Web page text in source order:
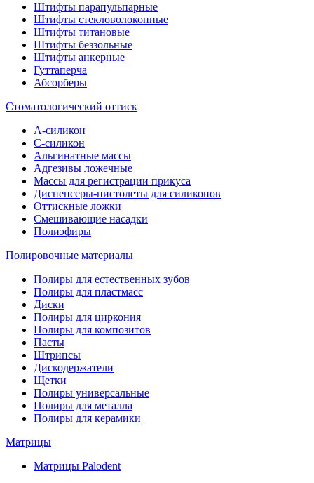
Штифты парапульпарные
Штифты стекловолоконные
Штифты титановые
Штифты беззольные
Штифты анкерные
Гуттаперча
Абсорберы
Стоматологический оттиск
А-силикон
C-силикон
Альгинатные массы
Адгезивы ложечные
Массы для регистрации прикуса
Диспенсеры-пистолеты для силиконов
Оттискные ложки
Смешивающие насадки
Полиэфиры
Полировочные материалы
Полиры для естественных зубов
Полиры для пластмасс
Диски
Полиры для циркония
Полиры для композитов
Пасты
Штрипсы
Дискодержатели
Щетки
Полиры универсальные
Полиры для металла
Полиры для керамики
Матрицы
Матрицы Palodent